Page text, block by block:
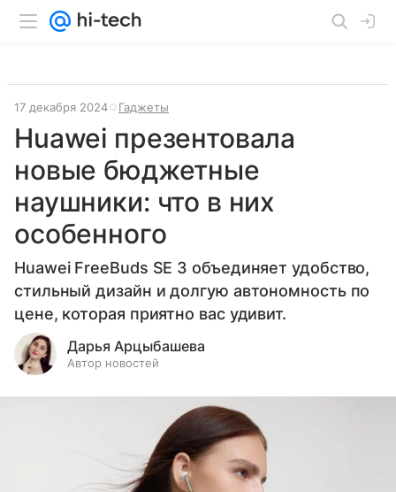
17 декабря 2024 Гаджеты
Huawei презентовала
новые бюджетные
наушники: что в них
особенного
Huawei FreeBuds SE 3 объединяет удобство,
стильный дизайн и долгую автономность по
цене, которая приятно вас удивит.
Дарья Арцыбашева
Автор новостей